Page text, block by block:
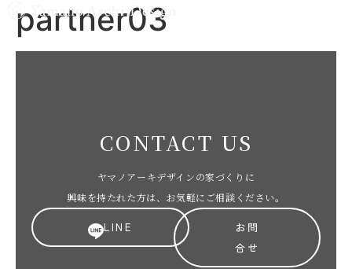
partner03
CONTACT US
ヤマノアーキデザインの家づくりに
興味を持たれた方は、お気軽にご相談ください。
LINE
お問
合せ